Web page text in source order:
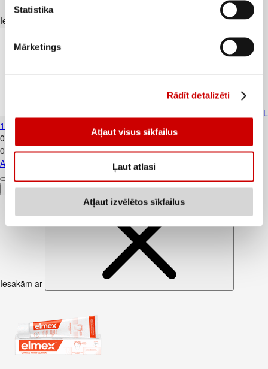
Statistika
Mārketings
Rādīt detalizēti
Atļaut visus sīkfailus
Ļaut atlasi
Atļaut izvēlētos sīkfailus
Iesakām ar
Atkrit.maisi HOME EXPERT 60L
10gab.30mkr
0
0,09€/gab.
Atkrit.maisi HOME EXPERT 60L 10gab.30mkr
Pievienot
Iesakām ar